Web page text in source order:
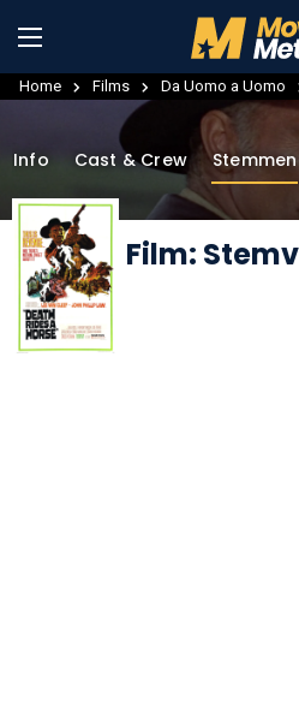
Home Films Da Uomo a Uomo
Film:
Info Cast & Crew Stemmen